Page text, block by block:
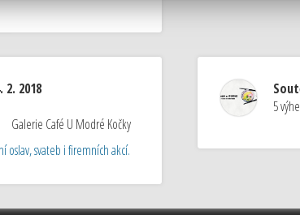
2018
Galerie Café U Modré Kočky
oslav, svateb i firemních akcí.
5